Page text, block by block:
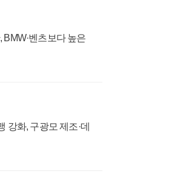
벤츠보다 높은
강화, 구광모 제조·데